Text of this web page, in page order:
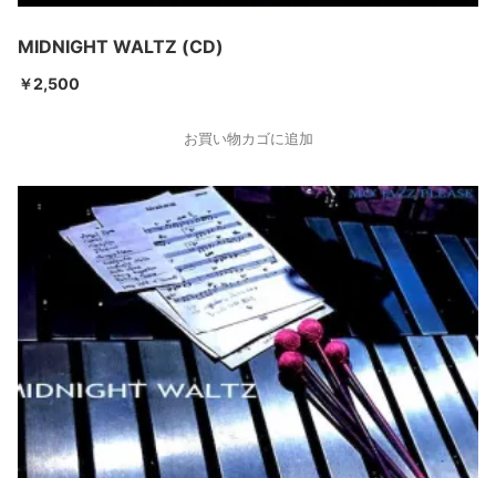
MIDNIGHT WALTZ (CD)
￥2,500
お買い物カゴに追加